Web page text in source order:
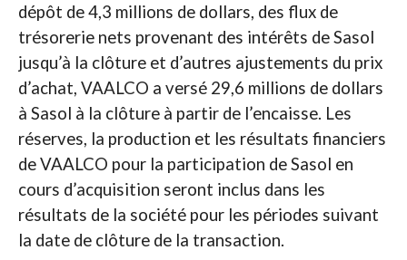
dépôt de 4,3 millions de dollars, des flux de
trésorerie nets provenant des intérêts de Sasol
jusqu’à la clôture et d’autres ajustements du prix
d’achat, VAALCO a versé 29,6 millions de dollars
à Sasol à la clôture à partir de l’encaisse. Les
réserves, la production et les résultats financiers
de VAALCO pour la participation de Sasol en
cours d’acquisition seront inclus dans les
résultats de la société pour les périodes suivant
la date de clôture de la transaction.